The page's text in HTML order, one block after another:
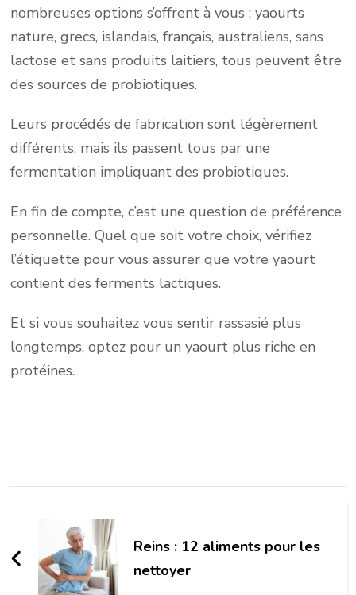
nombreuses options s’offrent à vous : yaourts
nature, grecs, islandais, français, australiens, sans
lactose et sans produits laitiers, tous peuvent être
des sources de probiotiques.
Leurs procédés de fabrication sont légèrement
différents, mais ils passent tous par une
fermentation impliquant des probiotiques.
En fin de compte, c’est une question de préférence
personnelle. Quel que soit votre choix, vérifiez
l’étiquette pour vous assurer que votre yaourt
contient des ferments lactiques.
Et si vous souhaitez vous sentir rassasié plus
longtemps, optez pour un yaourt plus riche en
protéines.
NavigationReins : 12 aliments pour les
nettoyer